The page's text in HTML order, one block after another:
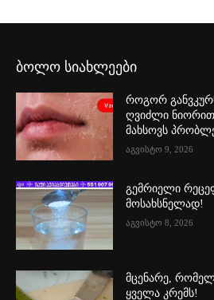
ბოლო სიახლეები
როგორ
ღვიძლი
მახსოვს
აგვისტო 9, 2026
გემრიელი
მოსახსნელად!
აგვისტო 8, 2026
მცენარე,
ყველა კრემს!